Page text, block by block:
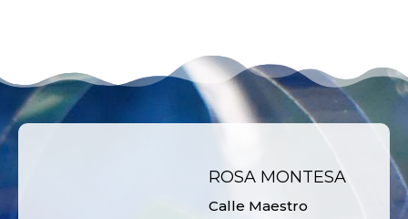
ROSA MONTESA
Calle Maestro